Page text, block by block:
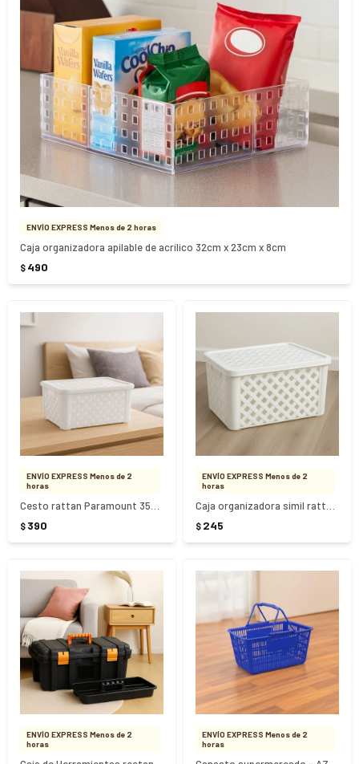
ENVÍO EXPRESS Menos de 2 horas
Caja organizadora apilable de acrílico 32cm x 23cm x 8cm
$ 490
ENVÍO EXPRESS Menos de 2
horas
$ 390
ENVÍO EXPRESS Menos de 2
horas
$ 245
ENVÍO EXPRESS Menos de 2
horas
ENVÍO EXPRESS Menos de 2
horas